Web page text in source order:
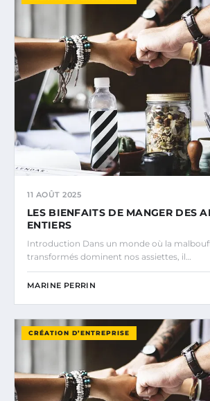
11 AOÛT 2025
LES BIENFAITS DE MANGER DES
ENTIERS
Introduction Dans un monde où la
transformés dominent nos assiettes, il…
MARINE PERRIN
CRÉATION D’ENTREPRISE